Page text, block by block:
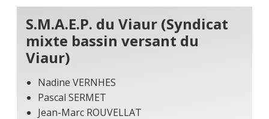
S.M.A.E.P. du Viaur (Syndicat
mixte bassin versant du
Viaur)
Nadine VERNHES
Pascal SERMET
Jean-Marc ROUVELLAT